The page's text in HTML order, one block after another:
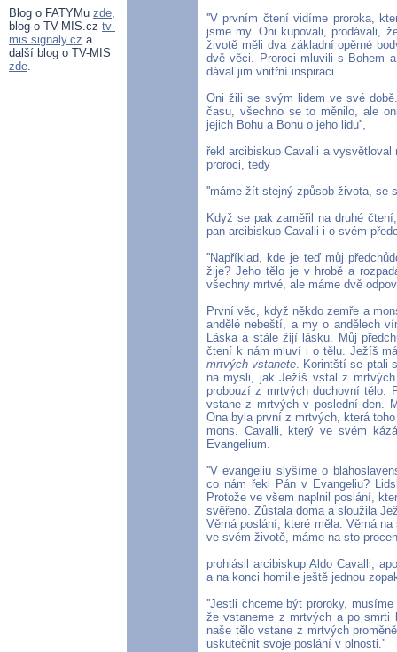
Blog o FATYMu zde,
blog o TV-MIS.cz tv-
mis.signaly.cz a
další blog o TV-MIS
zde.
''V prvním čtení vidíme proroka,
jsme my. Oni kupovali, prodávali,
životě měli dva základní opěrné
dvě věci. Proroci mluvili s Bohem
dával jim vnitřní inspiraci.
Oni žili se svým lidem ve své
času, všechno se to měnilo, ale
jejich Bohu a Bohu o jeho lidu'',
řekl arcibiskup Cavalli a
proroci, tedy
''máme žít stejný způsob života, se
Když se pak zaměřil na druhé
pan arcibiskup Cavalli i o svém
''Například, kde je teď můj
žije? Jeho tělo je v hrobě a
všechny mrtvé, ale máme dvě
První věc, když někdo zemře a
andělé nebeští, a my o andělech
Láska a stále žijí lásku. Můj
čtení k nám mluví i o tělu. Ježíš
mrtvých vstanete. Korintští se ptali
na mysli, jak Ježíš vstal z
probouzí z mrtvých duchovní tělo.
vstane z mrtvých v poslední den.
Ona byla první z mrtvých, která
mons. Cavalli, který ve svém
Evangelium.
''V evangeliu slyšíme o
co nám řekl Pán v Evangeliu?
Protože ve všem naplnil poslání,
svěřeno. Zůstala doma a sloužila
Věrná poslání, které měla. Věrná
ve svém životě, máme na sto
prohlásil arcibiskup Aldo Cavalli,
a na konci homilie ještě jednou
''Jestli chceme být proroky,
že vstaneme z mrtvých a po smrti
naše tělo vstane z mrtvých
uskutečnit svoje poslání v plnosti.''